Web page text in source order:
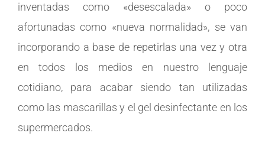
inventadas como «desescalada» o poco
afortunadas como «nueva normalidad», se van
incorporando a base de repetirlas una vez y otra
en todos los medios en nuestro lenguaje
cotidiano, para acabar siendo tan utilizadas
como las mascarillas y el gel desinfectante en los
supermercados.